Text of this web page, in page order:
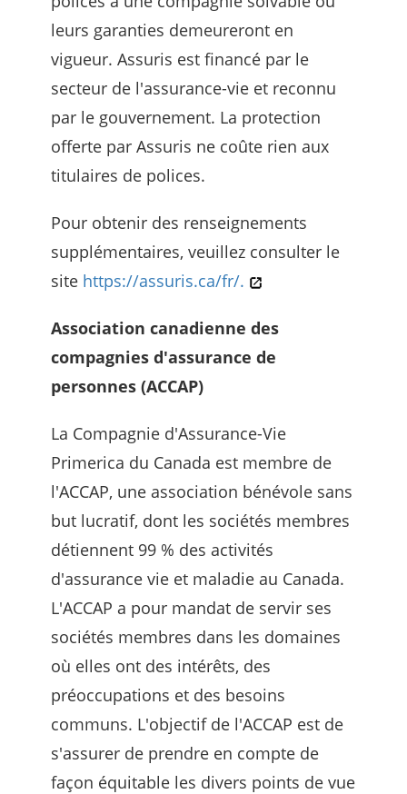
leurs garanties demeureront en
vigueur. Assuris est financé par le
secteur de l'assurance-vie et reconnu
par le gouvernement. La protection
offerte par Assuris ne coûte rien aux
titulaires de polices.
Pour obtenir des renseignements
supplémentaires, veuillez consulter le
site https://assuris.ca/fr/.
Association canadienne des
compagnies d'assurance de
personnes (ACCAP)
La Compagnie d'Assurance-Vie
Primerica du Canada est membre de
l'ACCAP, une association bénévole sans
but lucratif, dont les sociétés membres
détiennent 99 % des activités
d'assurance vie et maladie au Canada.
L'ACCAP a pour mandat de servir ses
sociétés membres dans les domaines
où elles ont des intérêts, des
préoccupations et des besoins
communs. L'objectif de l'ACCAP est de
s'assurer de prendre en compte de
façon équitable les divers points de vue